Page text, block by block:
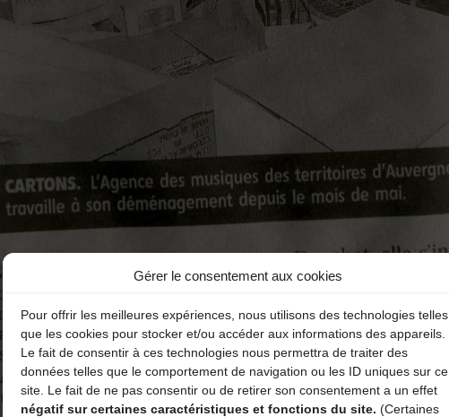
Gérer le consentement aux cookies
Pour offrir les meilleures expériences, nous utilisons des technologies telles
que les cookies pour stocker et/ou accéder aux informations des appareils.
Le fait de consentir à ces technologies nous permettra de traiter des
données telles que le comportement de navigation ou les ID uniques sur ce
site. Le fait de ne pas consentir ou de retirer son consentement a un effet
négatif sur certaines caractéristiques et fonctions du site. (Certaines